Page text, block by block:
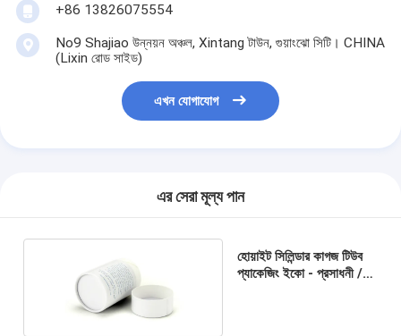
+86 13826075554
No9 Shajiao উন্নয়ন অঞ্চল, Xintang টাউন, গুয়াংঝো সিটি। CHINA
(Lixin রোড সাইড)
এখন যোগাযোগ
এর সেরা মূল্য পান
হোয়াইট সিলিন্ডার কাগজ টিউব
প্যাকেজিং ইকো - প্রসাধনী /